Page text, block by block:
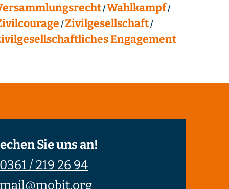
Wahlkampf
Zivilgesellschaft
Engagement
Sie uns an!
0361 / 219 26 94
mail@mobit.org